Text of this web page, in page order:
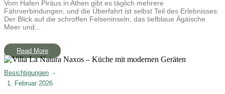
Vom Hafen Piräus in Athen gibt es täglich mehrere
Fährverbindungen, und die Überfahrt ist selbst Teil des Erlebnisses:
Der Blick auf die schroffen Felseninseln, das tiefblaue Ägäische
Meer und...
Read More
Besichtigungen -
1. Februar 2026